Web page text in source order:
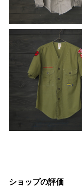
ショップの評価